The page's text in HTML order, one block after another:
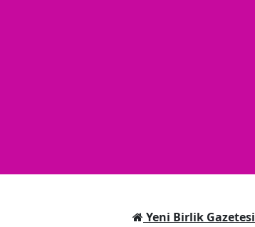
Yeni Birlik Gazetesi